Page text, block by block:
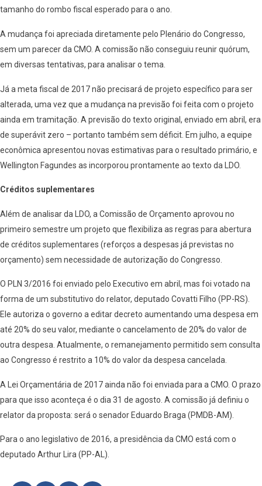
tamanho do rombo fiscal esperado para o ano.
A mudança foi apreciada diretamente pelo Plenário do Congresso,
sem um parecer da CMO. A comissão não conseguiu reunir quórum,
em diversas tentativas, para analisar o tema.
Já a meta fiscal de 2017 não precisará de projeto específico para ser
alterada, uma vez que a mudança na previsão foi feita com o projeto
ainda em tramitação. A previsão do texto original, enviado em abril, era
de superávit zero – portanto também sem déficit. Em julho, a equipe
econômica apresentou novas estimativas para o resultado primário, e
Wellington Fagundes as incorporou prontamente ao texto da LDO.
Créditos suplementares
Além de analisar da LDO, a Comissão de Orçamento aprovou no
primeiro semestre um projeto que flexibiliza as regras para abertura
de créditos suplementares (reforços a despesas já previstas no
orçamento) sem necessidade de autorização do Congresso.
O PLN 3/2016 foi enviado pelo Executivo em abril, mas foi votado na
forma de um substitutivo do relator, deputado Covatti Filho (PP-RS).
Ele autoriza o governo a editar decreto aumentando uma despesa em
até 20% do seu valor, mediante o cancelamento de 20% do valor de
outra despesa. Atualmente, o remanejamento permitido sem consulta
ao Congresso é restrito a 10% do valor da despesa cancelada.
A Lei Orçamentária de 2017 ainda não foi enviada para a CMO. O prazo
para que isso aconteça é o dia 31 de agosto. A comissão já definiu o
relator da proposta: será o senador Eduardo Braga (PMDB-AM).
Para o ano legislativo de 2016, a presidência da CMO está com o
deputado Arthur Lira (PP-AL).